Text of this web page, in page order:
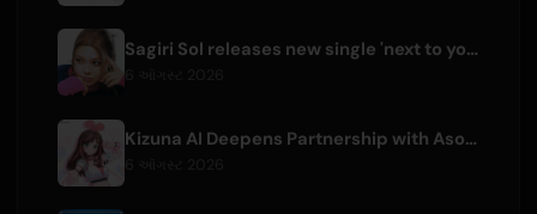
Sagiri Sol releases new single 'next to your love' after hiatus
Kizuna AI Deepens Partnership with Asobisystem Ahead of 10th Anniversary World Tour